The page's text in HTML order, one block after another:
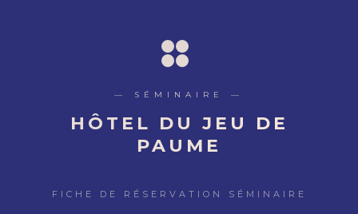
— SÉMINAIRE —
HÔTEL DU JEU DE
PAUME
FICHE DE RÉSERVATION SÉMINAIRE